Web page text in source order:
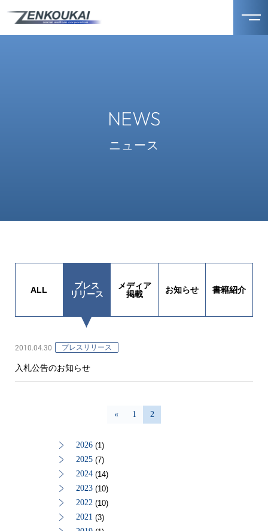
NEWS
ニュース
ALL
プレス
リリース
メディア
掲載
お知らせ 書籍紹介
2010.04.30 プレスリリース
入札公告のお知らせ
« 1 2
2026 (1)
2025 (7)
2024 (14)
2023 (10)
2022 (10)
2021 (3)